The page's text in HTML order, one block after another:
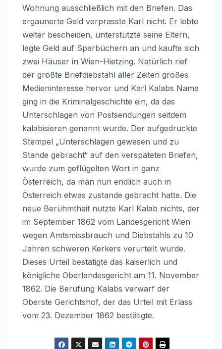
Wohnung ausschließlich mit den Briefen. Das
ergaunerte Geld verprasste Karl nicht. Er lebte
weiter bescheiden, unterstützte seine Eltern,
legte Geld auf Sparbüchern an und kaufte sich
zwei Häuser in Wien-Hietzing. Natürlich rief
der größte Briefdiebstahl aller Zeiten großes
Medieninteresse hervor und Karl Kalabs Name
ging in die Kriminalgeschichte ein, da das
Unterschlagen von Postsendungen seitdem
kalabisieren genannt wurde. Der aufgedruckte
Stempel „Unterschlagen gewesen und zu
Stande gebracht“ auf den verspäteten Briefen,
wurde zum geflügelten Wort in ganz
Österreich, da man nun endlich auch in
Österreich etwas zustande gebracht hatte. Die
neue Berühmtheit nutzte Karl Kalab nichts, der
im September 1862 vom Landesgericht Wien
wegen Amtsmissbrauch und Diebstahls zu 10
Jahren schweren Kerkers verurteilt wurde.
Dieses Urteil bestätigte das kaiserlich und
königliche Oberlandesgericht am 11. November
1862. Die Berufung Kalabs verwarf der
Oberste Gerichtshof, der das Urteil mit Erlass
vom 23. Dezember 1862 bestätigte.